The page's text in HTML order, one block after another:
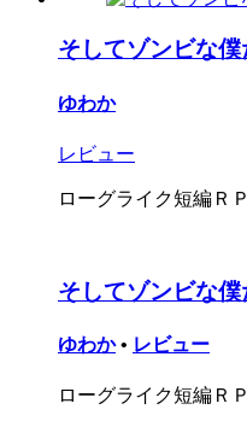
そしてゾンビな僕
ゆわか
レビュー
ローグライク短編Ｒ
そしてゾンビな僕
ゆわか • レビュー
ローグライク短編Ｒ